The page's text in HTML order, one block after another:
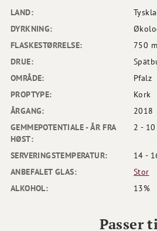
LAND:
DYRKNING:
FLASKESTØRRELSE:
750
DRUE:
OMRÅDE:
Pfalz
PROPTYPE:
Kork
ÅRGANG:
2018
GEMMEPOTENTIALE - ÅR FRA
HØST:
2 - 10
SERVERINGSTEMPERATUR:
14 -
ANBEFALET GLAS:
Stor
ALKOHOL:
13%
Passer